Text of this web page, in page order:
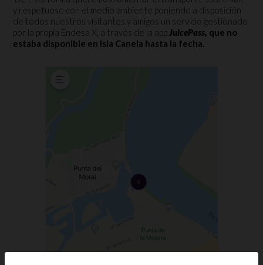
y respetuoso con el medio ambiente poniendo a disposición
de todos nuestros visitantes y amigos un servicio gestionado
por la propia Endesa X, a través de la appJuicePass, que no
estaba disponible en Isla Canela hasta la fecha.